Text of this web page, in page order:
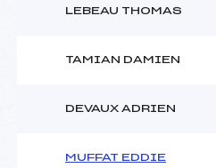
LEBEAU THOMAS
TAMIAN DAMIEN
DEVAUX ADRIEN
MUFFAT EDDIE